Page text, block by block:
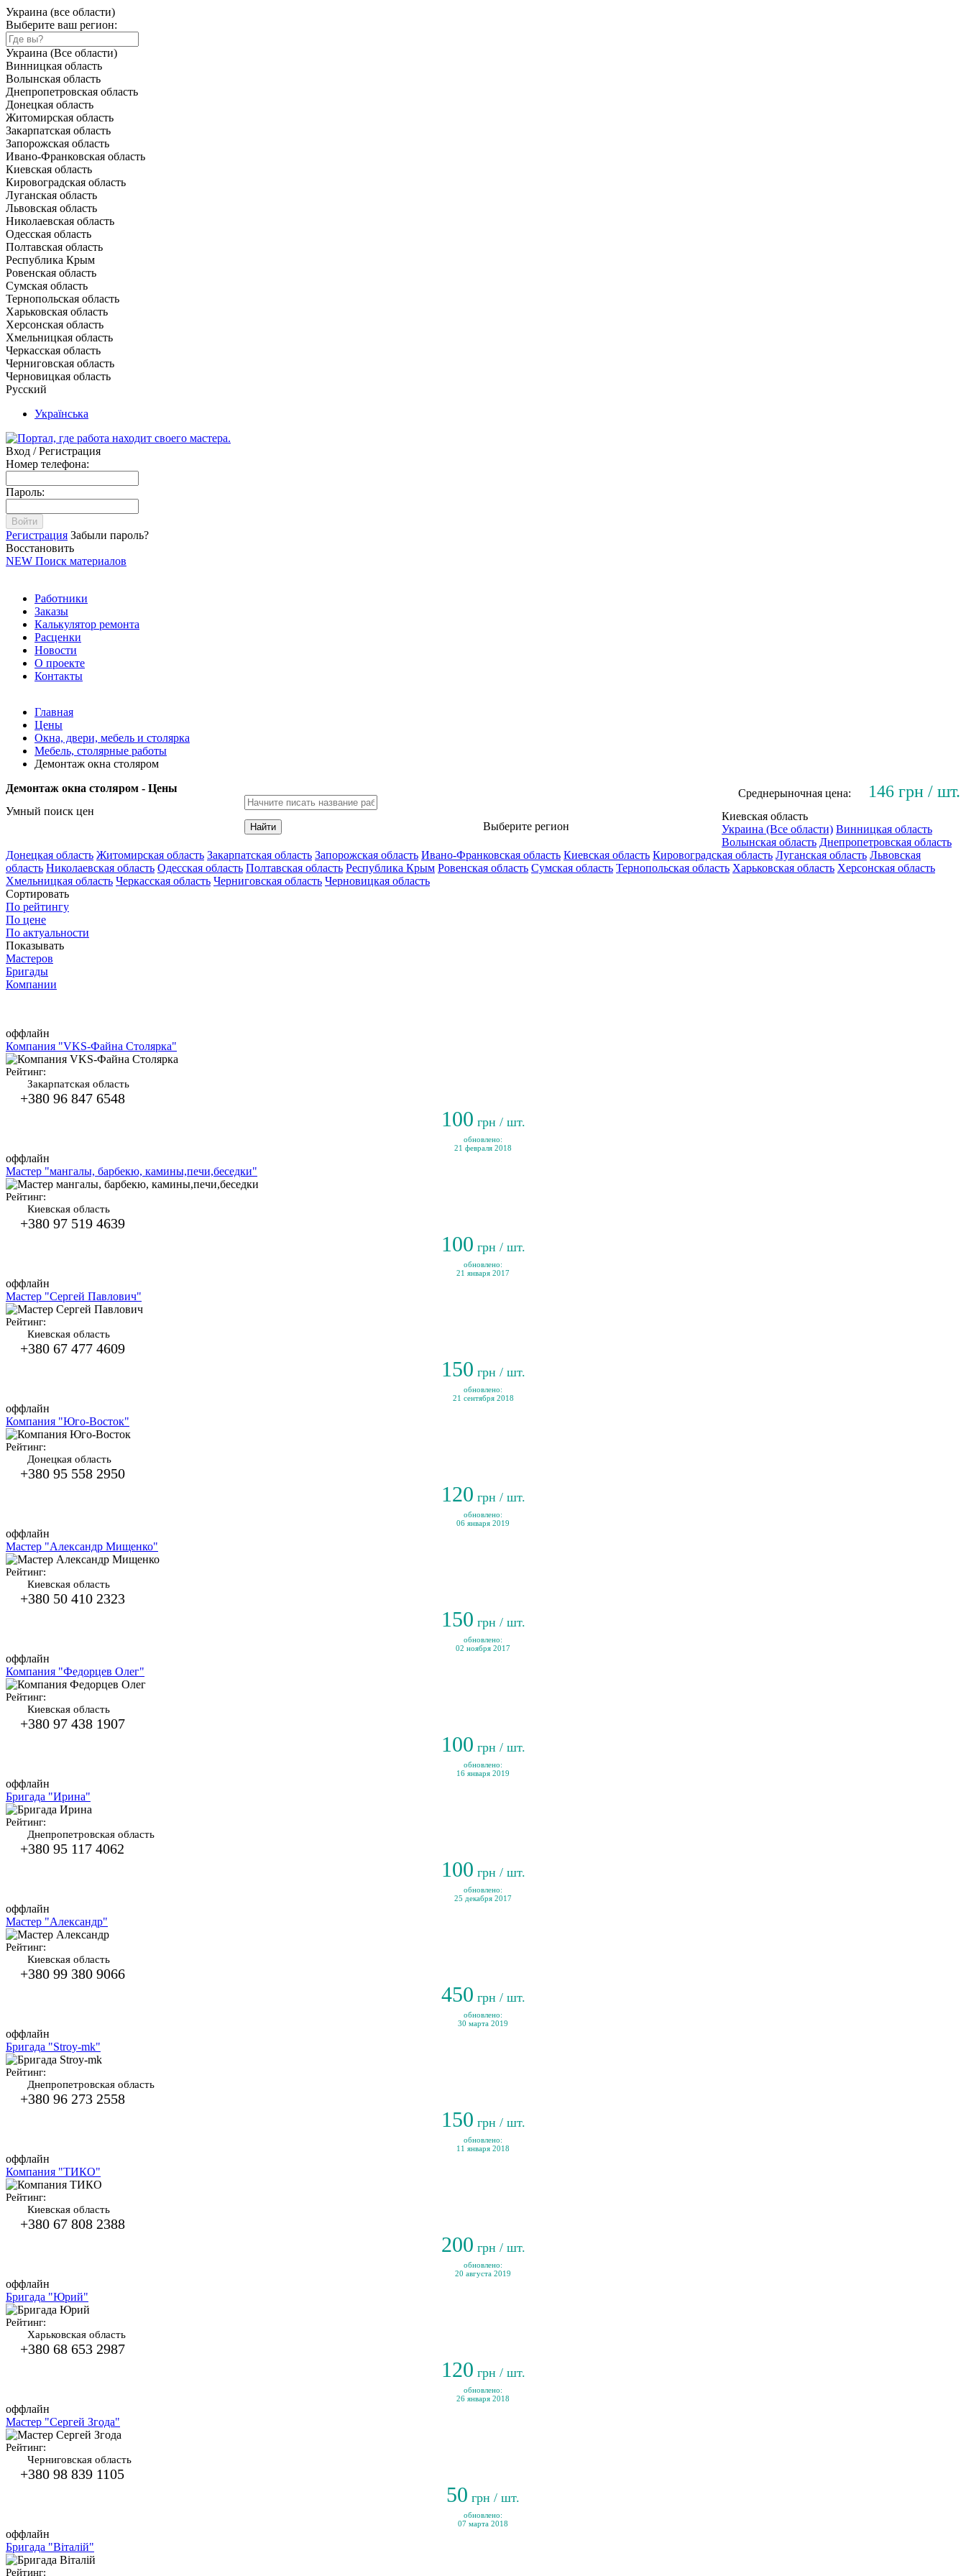
Украина (все области)
Выберите ваш регион:
Украина (Все области)
Винницкая область
Волынская область
Днепропетровская область
Донецкая область
Житомирская область
Закарпатская область
Запорожская область
Ивано-Франковская область
Киевская область
Кировоградская область
Луганская область
Львовская область
Николаевская область
Одесская область
Полтавская область
Республика Крым
Ровенская область
Сумская область
Тернопольская область
Харьковская область
Херсонская область
Хмельницкая область
Черкасская область
Черниговская область
Черновицкая область
Русский
Українська
Вход / Регистрация
Номер телефона:
Пароль:
Войти
Регистрация Забыли пароль?
Восстановить
NEW Поиск материалов
Работники
Заказы
Калькулятор ремонта
Расценки
Новости
О проекте
Контакты
Главная
Цены
Окна, двери, мебель и столярка
Мебель, столярные работы
Демонтаж окна столяром
Демонтаж окна столяром - Цены
Среднерыночная цена: 146 грн / шт.
Умный поиск цен
Найти Выберите регион
Киевская область
Украина (Все области) Винницкая область
Волынская область Днепропетровская область
Донецкая область Житомирская область Закарпатская область Запорожская область Ивано-Франковская область Киевская область Кировоградская область Луганская область Львовская
область Николаевская область Одесская область Полтавская область Республика Крым Ровенская область Сумская область Тернопольская область Харьковская область Херсонская область
Хмельницкая область Черкасская область Черниговская область Черновицкая область
Сортировать
По рейтингу
По цене
По актуальности
Показывать
Мастеров
Бригады
Компании
оффлайн
Компания "VKS-Файна Столярка"
Рейтинг:
Закарпатская область
+380 96 847 6548
100 грн / шт.
обновлено:
21 февраля 2018
оффлайн
Мастер "мангалы, барбекю, камины,печи,беседки"
Рейтинг:
Киевская область
+380 97 519 4639
100 грн / шт.
обновлено:
21 января 2017
оффлайн
Мастер "Сергей Павлович"
Рейтинг:
Киевская область
+380 67 477 4609
150 грн / шт.
обновлено:
21 сентября 2018
оффлайн
Компания "Юго-Восток"
Рейтинг:
Донецкая область
+380 95 558 2950
120 грн / шт.
обновлено:
06 января 2019
оффлайн
Мастер "Александр Мищенко"
Рейтинг:
Киевская область
+380 50 410 2323
150 грн / шт.
обновлено:
02 ноября 2017
оффлайн
Компания "Федорцев Олег"
Рейтинг:
Киевская область
+380 97 438 1907
100 грн / шт.
обновлено:
16 января 2019
оффлайн
Бригада "Ирина"
Рейтинг:
Днепропетровская область
+380 95 117 4062
100 грн / шт.
обновлено:
25 декабря 2017
оффлайн
Мастер "Александр"
Рейтинг:
Киевская область
+380 99 380 9066
450 грн / шт.
обновлено:
30 марта 2019
оффлайн
Бригада "Stroy-mk"
Рейтинг:
Днепропетровская область
+380 96 273 2558
150 грн / шт.
обновлено:
11 января 2018
оффлайн
Компания "ТИКО"
Рейтинг:
Киевская область
+380 67 808 2388
200 грн / шт.
обновлено:
20 августа 2019
оффлайн
Бригада "Юрий"
Рейтинг:
Харьковская область
+380 68 653 2987
120 грн / шт.
обновлено:
26 января 2018
оффлайн
Мастер "Сергей Згода"
Рейтинг:
Черниговская область
+380 98 839 1105
50 грн / шт.
обновлено:
07 марта 2018
оффлайн
Бригада "Віталій"
Рейтинг: